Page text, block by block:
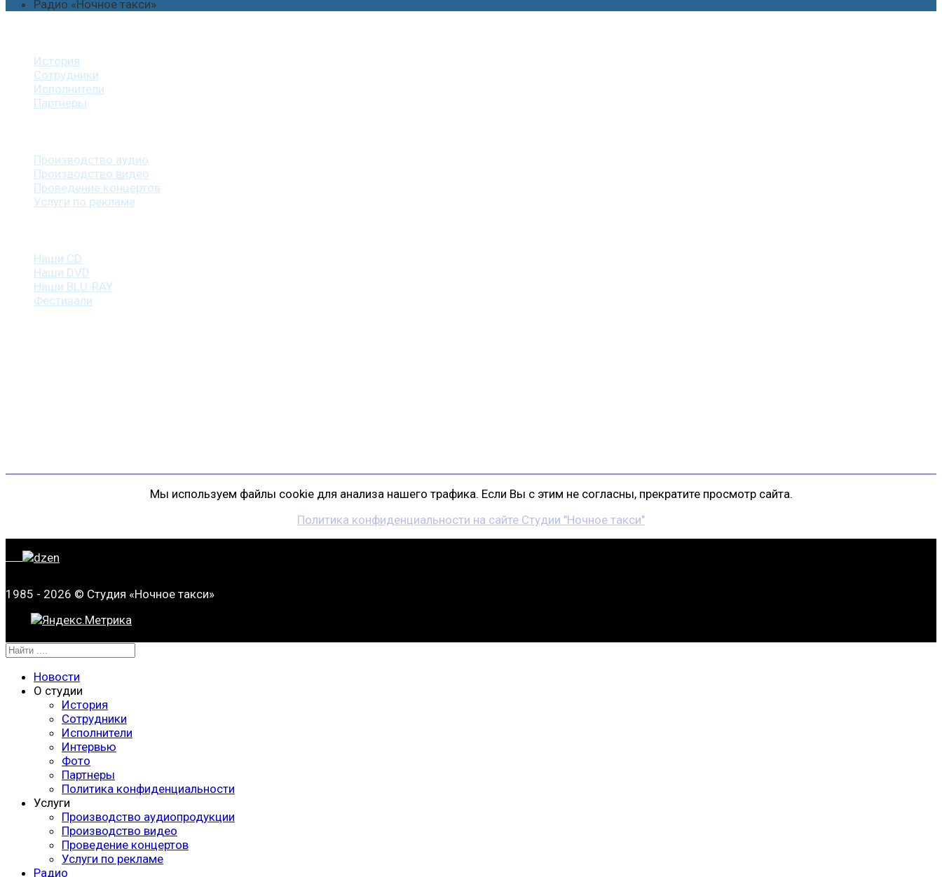
Радио «Ночное такси»
История
Сотрудники
Исполнители
Партнеры
Производство аудио
Производство видео
Проведение концертов
Услуги по рекламе
Наши CD
Наши DVD
Наши BLU-RAY
Фестивали
Мы используем файлы cookie для анализа нашего трафика. Если Вы с этим не согласны, прекратите просмотр сайта.
Политика конфиденциальности на сайте Студии "Ночное такси"
1985 - 2026 © Студия «Ночное такси»
Новости
О студии
История
Сотрудники
Исполнители
Интервью
Фото
Партнеры
Политика конфиденциальности
Услуги
Производство аудиопродукции
Производство видео
Проведение концертов
Услуги по рекламе
Радио